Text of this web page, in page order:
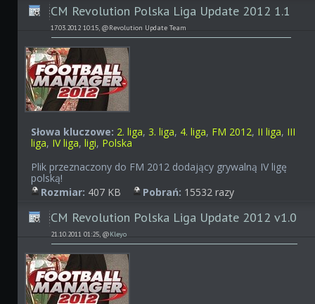
CM Revolution Polska Liga Update 2012 1.1
17.03.2012 10:15, @Revolution Update Team
Słowa kluczowe: 2. liga, 3. liga, 4. liga, FM 2012, II liga, III
liga, IV liga,ligi, Polska
Plik przeznaczony do FM 2012 dodający grywalną IV ligę
polską!
Rozmiar: 407 KB Pobrań: 15532 razy
CM Revolution Polska Liga Update 2012 v1.0
21.10.2011 01:25, @Kleyo